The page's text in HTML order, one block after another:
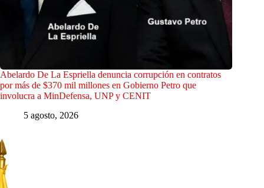
Abelardo De La Espriella denuncia corrupción en contratos
por más de $370 mil millones en Gobierno Petro que
involucra a MinDefensa, UNP y CENIT
5 agosto, 2026